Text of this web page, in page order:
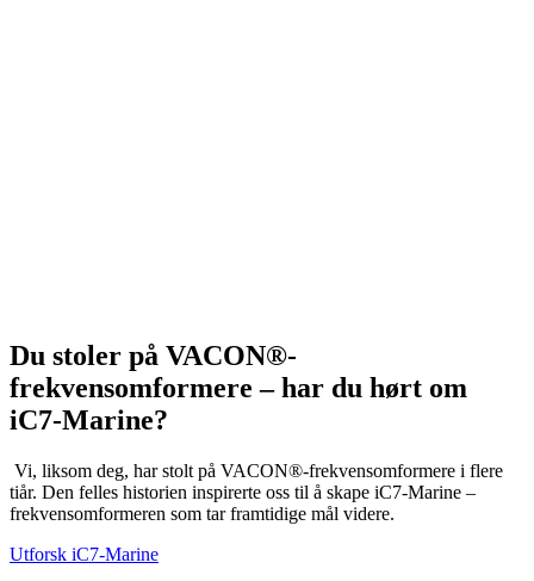
Du stoler på VACON®-
frekvensomformere – har du hørt om
iC7-Marine?
Vi, liksom deg, har stolt på VACON®-frekvensomformere i flere
tiår. Den felles historien inspirerte oss til å skape iC7-Marine –
frekvensomformeren som tar framtidige mål videre.
Utforsk iC7-Marine